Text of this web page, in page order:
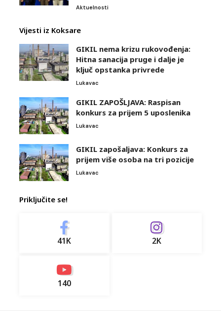
Aktuelnosti
Vijesti iz Koksare
GIKIL nema krizu rukovođenja:
Hitna sanacija pruge i dalje je
ključ opstanka privrede
Lukavac
GIKIL ZAPOŠLJAVA: Raspisan
konkurs za prijem 5 uposlenika
Lukavac
GIKIL zapošaljava: Konkurs za
prijem više osoba na tri pozicije
Lukavac
Priključite se!
41K 2K
140